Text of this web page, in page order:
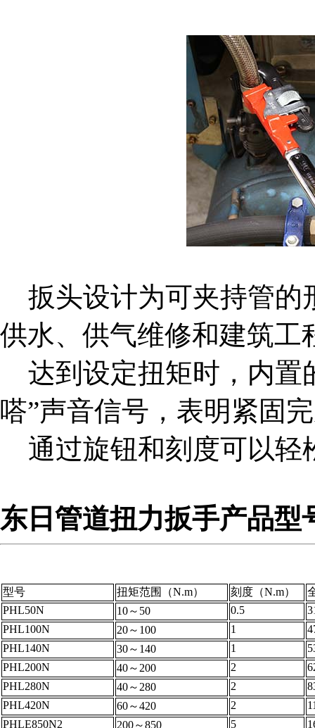
扳头设计为可夹持管的
供水、供气维修和建筑工
达到设定扭矩时，内置
嗒”声音信号，表明紧固
通过旋钮和刻度可以轻
东日管道扭力扳手产品型
型号 扭矩范围（N.m） 刻度（N.m）
PHL50N
10～50 0.5
PHL100N
20～100 1
PHL140N
30～140 1
PHL200N
40～200 2
PHL280N
40～280 2
PHL420N
60～420 2
PHLE850N2
200～850 5